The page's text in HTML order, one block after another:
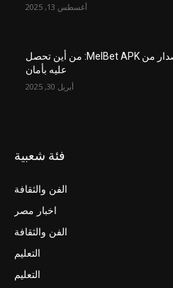
أغسطس 13, 2025
أحدث إصدار من MelBet APK: من أين تحصل
عليه بأمان
أبريل 30, 2025
فئة شعبية
الفن والثقافة
اخبار مصر
الفن والثقافة
التعليم
التعليم